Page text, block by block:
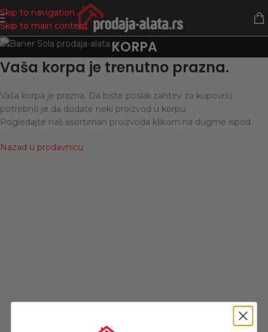
Skip to navigation
Skip to main content
KORPA
Vaša korpa je trenutno prazna.
Vaša korpa je prazna. Da biste poslali zahtev za kupovnu
potrebno je da dodate neki proizvod u korpu.
Pogledajte naš asortiman proizvoda klikom na dugme ispod.
Nazad u prodavnicu